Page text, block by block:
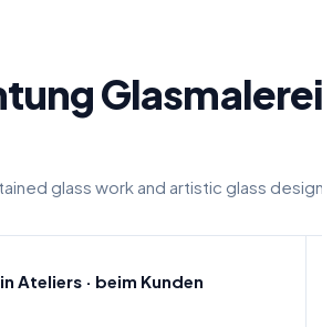
glass work and artistic glass design
Ateliers · beim Kunden